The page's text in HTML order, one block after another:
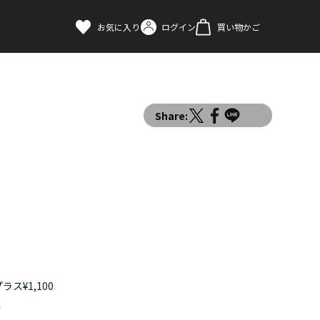
お気に入り ログイン 買い物かご
Share:
ス¥1,100